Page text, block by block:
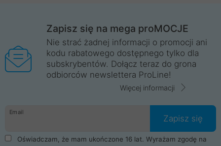
Zapisz się na mega proMOCJE
Nie strać żadnej informacji o promocji ani
kodu rabatowego dostępnego tylko dla
subskrybentów. Dołącz teraz do grona
odbiorców newslettera ProLine!
Więcej informacji
Email
Zapisz się
Oświadczam, że mam ukończone 16 lat. Wyrażam zgodę na